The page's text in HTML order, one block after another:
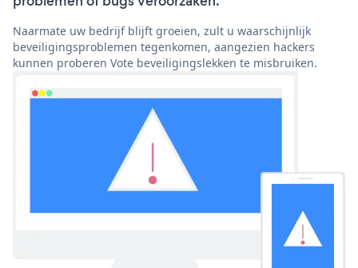
Naarmate uw bedrijf blijft groeien, zult u waarschijnlijk
beveiligingsproblemen tegenkomen, aangezien hackers
kunnen proberen Vote beveiligingslekken te misbruiken.